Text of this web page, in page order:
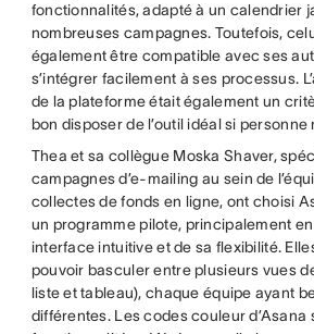
fonctionnalités, adapté à un calendrier
nombreuses campagnes. Toutefois,
également être compatible avec ses
s’intégrer facilement à ses processus.
de la plateforme était également un
bon disposer de l’outil idéal si personne
Thea et sa collègue Moska Shaver,
campagnes d’e-mailing au sein de
collectes de fonds en ligne, ont choisi
un programme pilote, principalement
interface intuitive et de sa flexibilité.
pouvoir basculer entre plusieurs vues
liste et tableau), chaque équipe ayant
différentes. Les codes couleur d’Asana